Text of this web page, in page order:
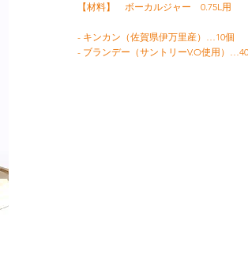
【材料】 ボーカルジャー 0.75L用
- キンカン（佐賀県伊万里産）…10個
- ブランデー（サントリーV.O使用）